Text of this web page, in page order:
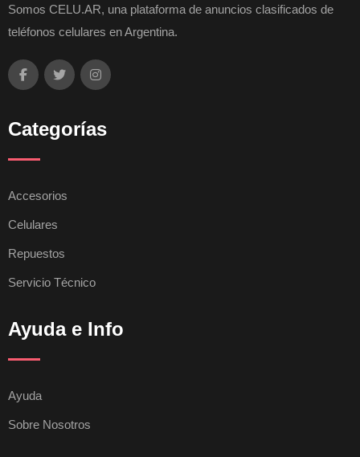
Somos CELU.AR, una plataforma de anuncios clasificados de
teléfonos celulares en Argentina.
Categorías
Accesorios
Celulares
Repuestos
Servicio Técnico
Ayuda e Info
Ayuda
Sobre Nosotros